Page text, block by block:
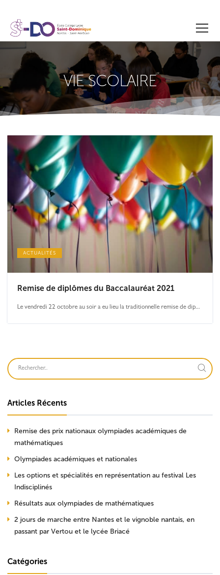
VIE SCOLAIRE
ACTUALITÉS
Remise de diplômes du Baccalauréat 2021
Le vendredi 22 octobre au soir a eu lieu la traditionnelle remise de dip...
Articles Récents
Remise des prix nationaux olympiades académiques de
mathématiques
Olympiades académiques et nationales
Les options et spécialités en représentation au festival Les
Indisciplinés
Résultats aux olympiades de mathématiques
2 jours de marche entre Nantes et le vignoble nantais, en
passant par Vertou et le lycée Briacé
Catégories